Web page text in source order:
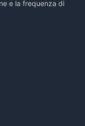
e la frequenza di